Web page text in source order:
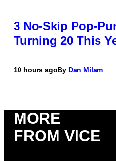
3 No-Skip Pop-
Turning 20 This
10 hours agoBy Dan Milam
MORE
FROM VICE